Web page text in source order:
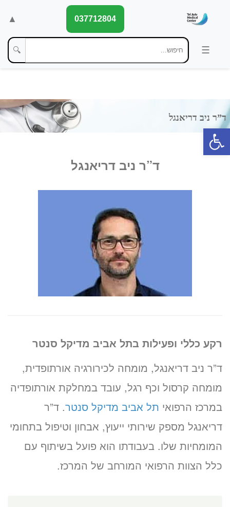
פתח סרגל נגישות
▲ 037712804
🔍
ד”ר ניב דריאנגל
רקע כללי ופעילות בתל אביב מדיקל סנטר
ד”ר ניב דריאנגל, מומחה לכירורגיה אורתופדית,
מומחה קרסול וכף רגל, עובד במחלקת אורתופדיה
במרכז הרפואי תל אביב מדיקל סנטר. ד”ר
דריאנגל מספק שירותי ייעוץ, אבחון וטיפול בתחומי
המומחיות שלו. בעבודתו הוא פועל בשיתוף עם
כלל הצוות הרפואי המורחב של המרכז.